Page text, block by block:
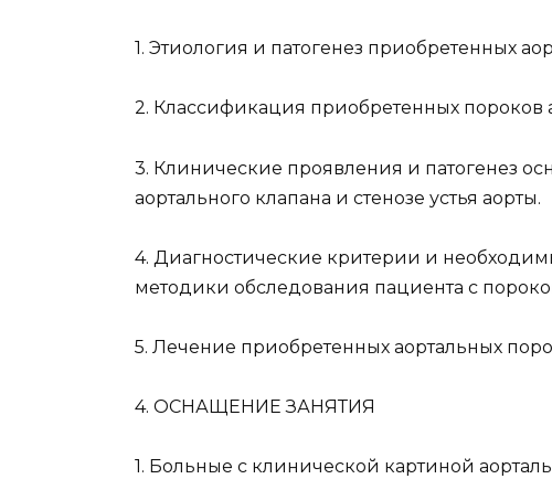
1. Этиология и патогенез приобретенных
2. Классификация приобретенных пороков
3. Клинические проявления и патогенез
аортального клапана и стенозе устья аорты.
4. Диагностические критерии и
методики обследования пациента с
5. Лечение приобретенных аортальных
4. ОСНАЩЕНИЕ ЗАНЯТИЯ
1. Больные с клинической картиной